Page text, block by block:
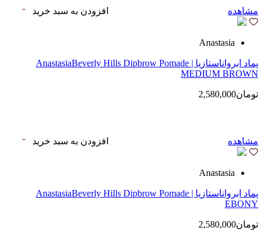
مشاهده افزودن به سبد خرید
Anastasia
پماد ابرواناستازیا | AnastasiaBeverly Hills Dipbrow Pomade
MEDIUM BROWN
تومان2,580,000
مشاهده افزودن به سبد خرید
Anastasia
پماد ابرواناستازیا | AnastasiaBeverly Hills Dipbrow Pomade
EBONY
تومان2,580,000